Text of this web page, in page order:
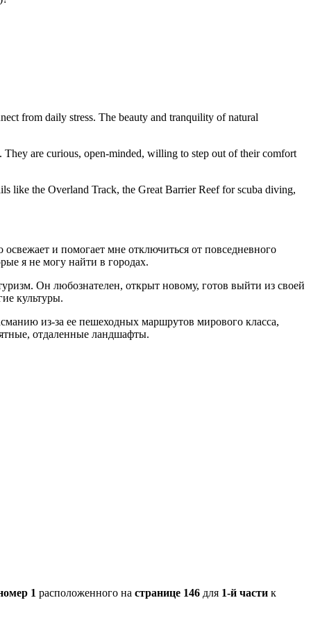
from daily stress. The beauty and tranquility of natural
are curious, open-minded, willing to step out of their comfort
like the Overland Track, the Great Barrier Reef for scuba diving,
и помогает мне отключиться от повседневного
я не могу найти в городах.
Он любознателен, открыт новому, готов выйти из своей
культуры.
из-за ее пешеходных маршрутов мирового класса,
отдаленные ландшафты.
1 расположенного на странице 146 для 1-й части к